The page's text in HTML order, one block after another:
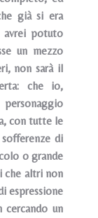
già si era
avrei potuto
un mezzo
non sarà il
che io,
con tutte le
di
o grande
che altri non
espressione
cercando un